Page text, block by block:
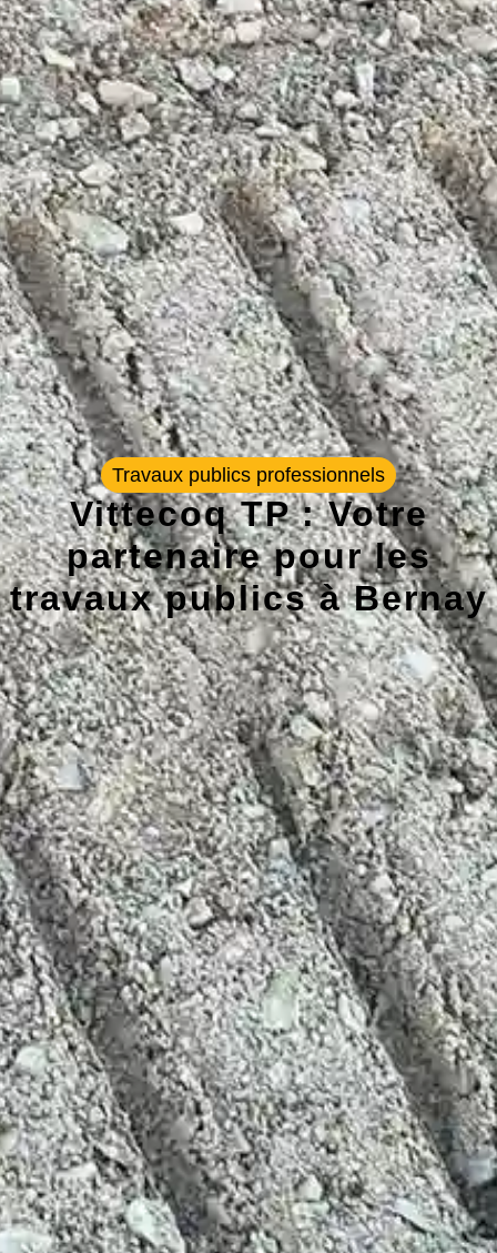
Travaux publics professionnels
Vittecoq TP : Votre
partenaire pour les
travaux publics à Bernay